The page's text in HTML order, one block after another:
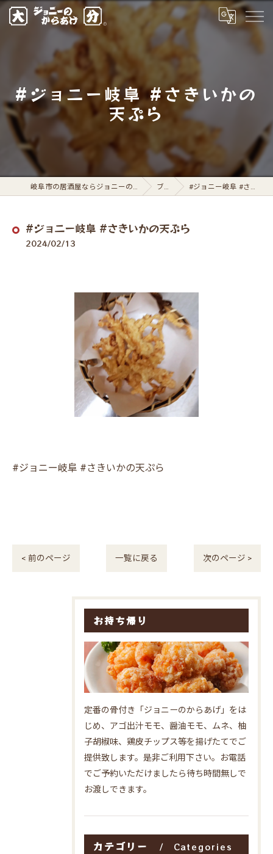
#ジョニー岐阜 #さきいかの
天ぷら
岐阜市の居酒屋ならジョニーのからあげ 岐阜駅前店 ブログ #ジョニー岐阜 #さきいかの天ぷら
#ジョニー岐阜 #さきいかの天ぷら
2024/02/13
#ジョニー岐阜 #さきいかの天ぷら
< 前のページ 一覧に戻る 次のページ >
お持ち帰り
定番の骨付き「ジョニーのからあげ」をは
じめ、アゴ出汁モモ、醤油モモ、ムネ、柚
子胡椒味、鶏皮チップス等を揚げたてでご
提供致します。是非ご利用下さい。お電話
でご予約いただけましたら待ち時間無しで
お渡しできます。
カテゴリー Categories